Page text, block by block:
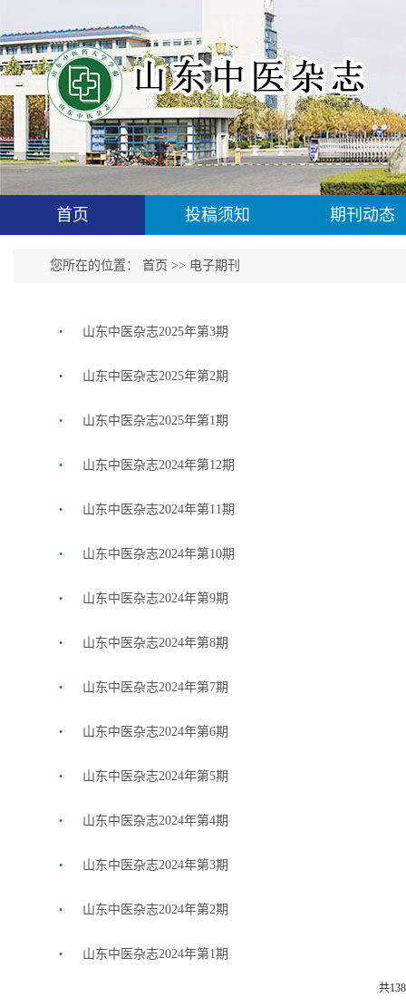
首页 投稿须知 期刊动态
您所在的位置： 首页 >> 电子期刊
. 山东中医杂志2025年第3期
. 山东中医杂志2025年第2期
. 山东中医杂志2025年第1期
. 山东中医杂志2024年第12期
. 山东中医杂志2024年第11期
. 山东中医杂志2024年第10期
. 山东中医杂志2024年第9期
. 山东中医杂志2024年第8期
. 山东中医杂志2024年第7期
. 山东中医杂志2024年第6期
. 山东中医杂志2024年第5期
. 山东中医杂志2024年第4期
. 山东中医杂志2024年第3期
. 山东中医杂志2024年第2期
. 山东中医杂志2024年第1期
共